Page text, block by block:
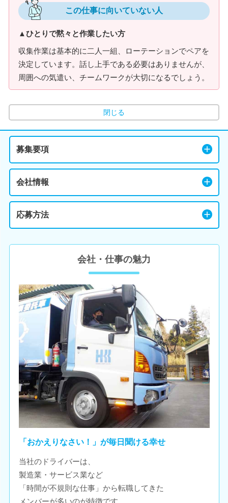
この仕事に向いていない人
▲ひとりで黙々と作業したい方
収集作業は基本的に二人一組、ローテーションでペアを
決定しています。話し上手である必要はありませんが、
周囲への気遣い、チームワークが大切になるでしょう。
閉じる
募集要項
会社情報
応募方法
会社・仕事の魅力
「おかえりなさい！」が毎日聞ける幸せ
当社のドライバーは、
製造業・サービス業など
「時間が不規則な仕事」から転職してきた
メンバーが多いのが特徴です。